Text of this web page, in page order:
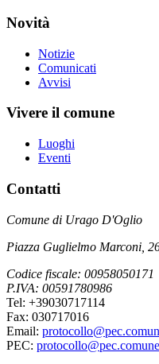
Novità
Notizie
Comunicati
Avvisi
Vivere il comune
Luoghi
Eventi
Contatti
Comune di Urago D'Oglio
Piazza Guglielmo Marconi,
Codice fiscale: 00958050171
P.IVA: 00591780986
Tel: +39030717114
Fax: 030717016
Email:
PEC: